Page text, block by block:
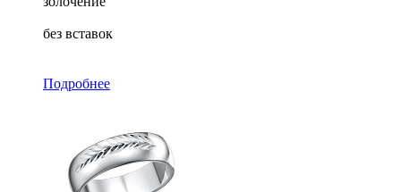
без вставок
Подробнее